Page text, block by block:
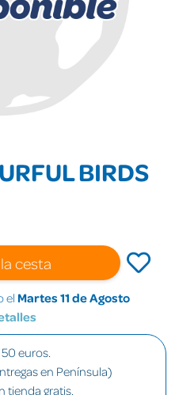
BIRDS
cesta
el Martes 11 de Agosto
euros.
en Península)
tienda gratis.